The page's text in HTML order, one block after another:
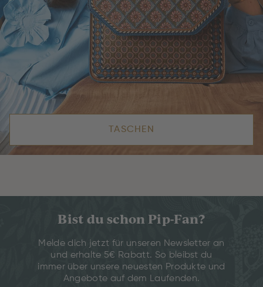
TASCHEN
Bist du schon Pip-Fan?
Melde dich jetzt für unseren Newsletter an
und erhalte 5€ Rabatt. So bleibst du
immer über unsere neuesten Produkte und
Angebote auf dem Laufenden.